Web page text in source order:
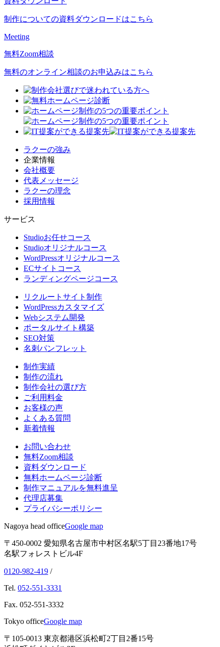
制作についての資料ダウンロードはこちら
Meeting
無料Zoom相談
無料のオンライン相談のお申込みはこちら
ラクーの強み
企業情報
会社概要
代表メッセージ
ラクーの理念
採用情報
サービス
Studioお任せコース
Studioオリジナルコース
WordPressオリジナルコース
ECサイトコース
ランディングページコース
リクルートサイト制作
WordPressカスタマイズ
Webシステム開発
ポータルサイト構築
SEO対策
名刺パンフレット
制作実績
制作の流れ
制作会社の選び方
ご利用料金
お客様の声
よくある質問
新着情報
お問い合わせ
無料Zoom相談
資料ダウンロード
無料ホームページ診断
制作マニュアルを無料進呈
代理店募集
プライバシーポリシー
Nagoya head officeGoogle map
〒450-0002 愛知県名古屋市中村区名駅5丁目23番地17号
名駅フォレストビル4F
0120-982-419 /
Tel. 052-551-3331
Fax. 052-551-3332
Tokyo officeGoogle map
〒105-0013 東京都港区浜松町2丁目2番15号